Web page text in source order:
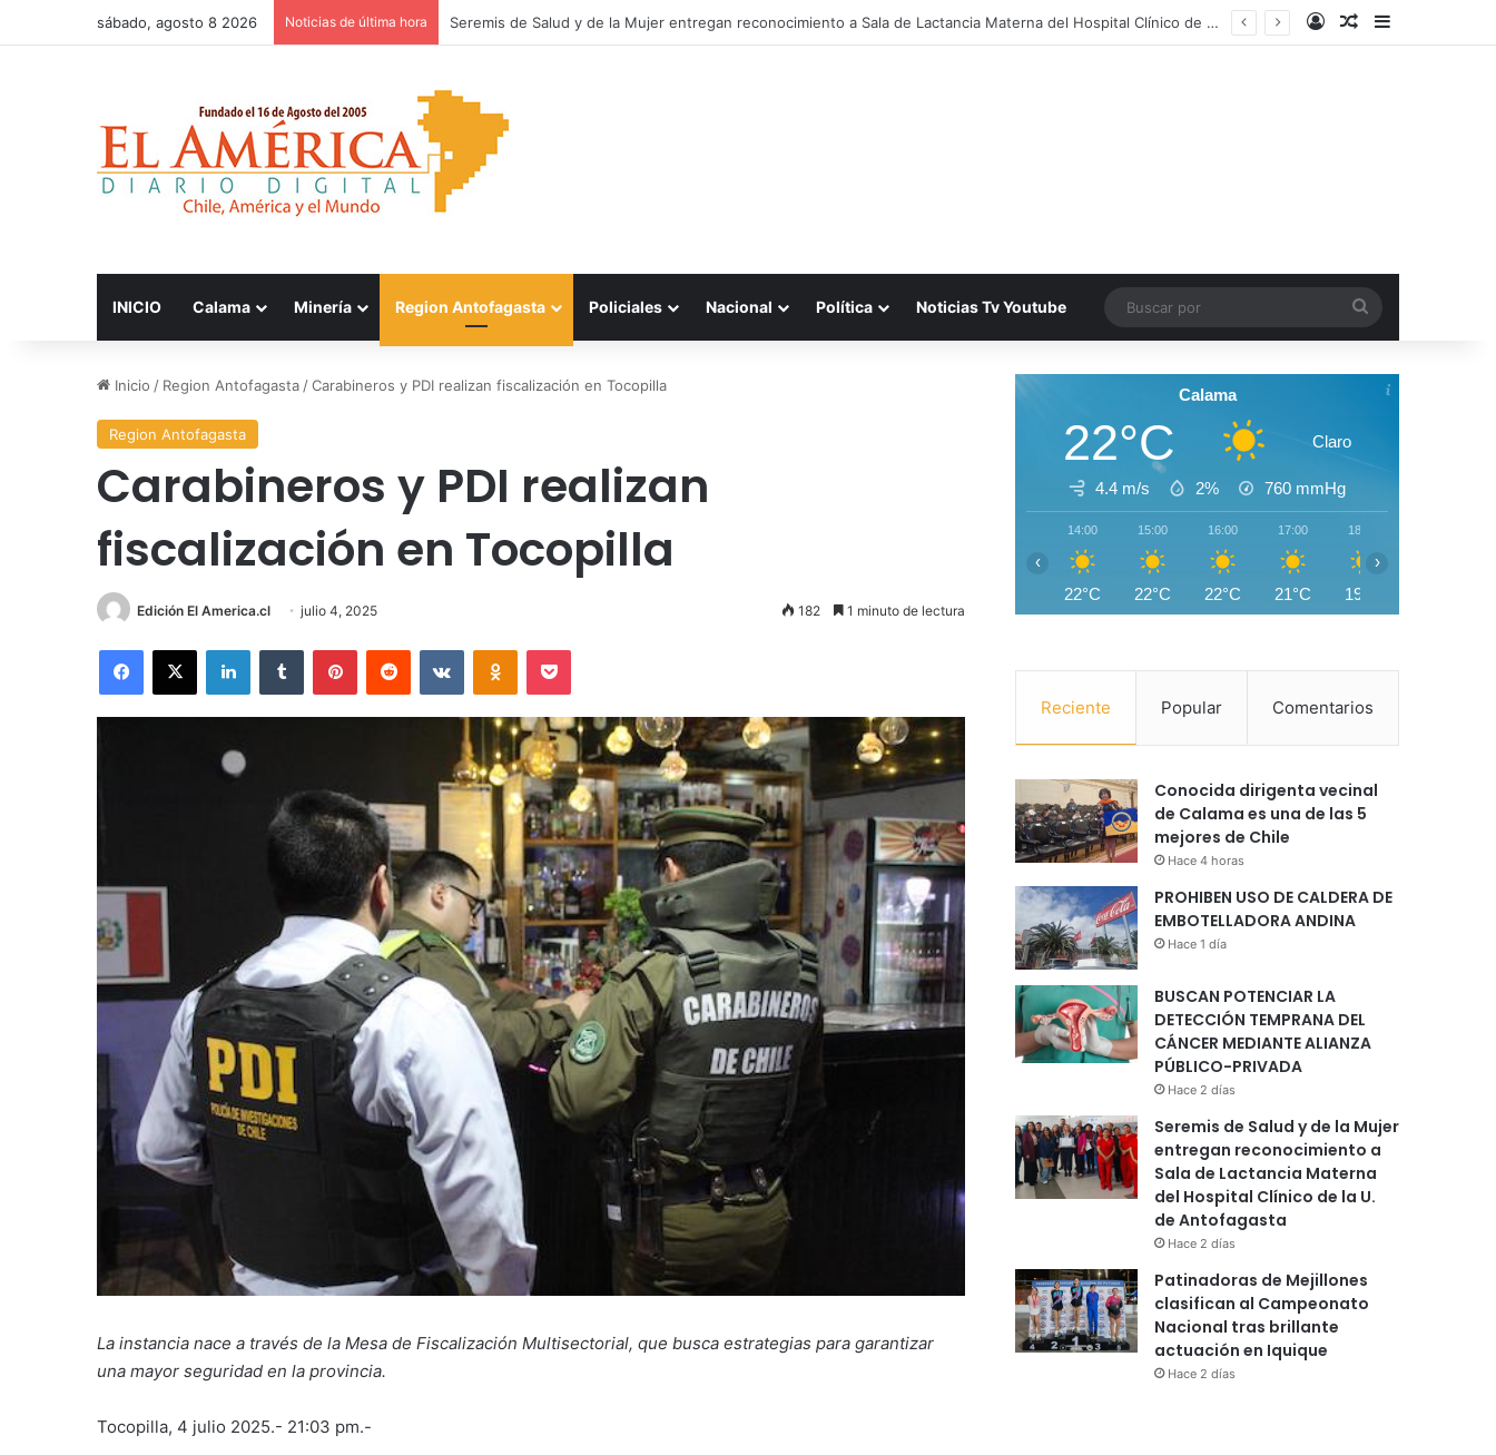
sábado, agosto 8 2026 Noticias de última hora Patinadoras de Mejillones clasifican al Campeonato Nacional tras brillante actuación en Iquique AccesoPublicacion al
Barra lateral
INICIO Calama Minería Region Antofagasta Policiales Nacional Política Noticias Tv Youtube
por
Inicio / Region Antofagasta /Carabineros y PDI realizan fiscalización en Tocopilla
Region Antofagasta
Carabineros y PDI realizan
fiscalización en Tocopilla
Edición El America.cl julio 4, 2025 182 1 minuto de lectura
Facebook
X LinkedInTumblr PinterestReddit VKontakteOdnoklassniki
Pocket
La instancia nace a través de la Mesa de Fiscalización Multisectorial, que busca estrategias para garantizar
una mayor seguridad en la provincia.
Tocopilla, 4 julio 2025.- 21:03 pm.-
Calama
22°C Claro
4.4 m/s 2% 760 mmHg
14:00
22°C
15:00
22°C
16:00
22°C
17:00
21°C
18:00
19°C
‹ ›
Reciente Popular Comentarios
Conocida dirigenta vecinal
de Calama es una de las 5
mejores de Chile
Hace 4 horas
PROHIBEN USO DE CALDERA DE
EMBOTELLADORA ANDINA
Hace 1 día
BUSCAN POTENCIAR LA
DETECCIÓN TEMPRANA DEL
CÁNCER MEDIANTE ALIANZA
PÚBLICO-PRIVADA
Hace 2 días
Seremis de Salud y de la Mujer
entregan reconocimiento a
Sala de Lactancia Materna
del Hospital Clínico de la U.
de Antofagasta
Hace 2 días
Patinadoras de Mejillones
clasifican al Campeonato
Nacional tras brillante
actuación en Iquique
Hace 2 días